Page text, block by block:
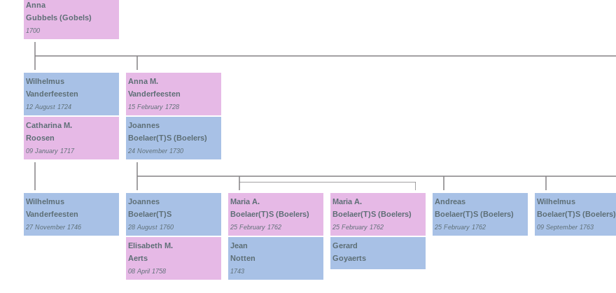
Anna
Gubbels (Gobels)
1700
Wilhelmus
Vanderfeesten
12 August 1724
Catharina M.
Roosen
09 January 1717
Wilhelmus
Vanderfeesten
27 November 1746
Anna M.
Vanderfeesten
15 February 1728
Joannes
Boelaer(T)S (Boelers)
24 November 1730
Joannes
Boelaer(T)S
28 August 1760
Elisabeth M.
Aerts
08 April 1758
Maria A.
Boelaer(T)S (Boelers)
25 February 1762
Jean
Notten
1743
Maria A.
Boelaer(T)S (Boelers)
25 February 1762
Gerard
Goyaerts
Andreas
Boelaer(T)S (Boelers)
25 February 1762
Wilhelmus
Boelaer(T)S (Boelers)
09 September 1763